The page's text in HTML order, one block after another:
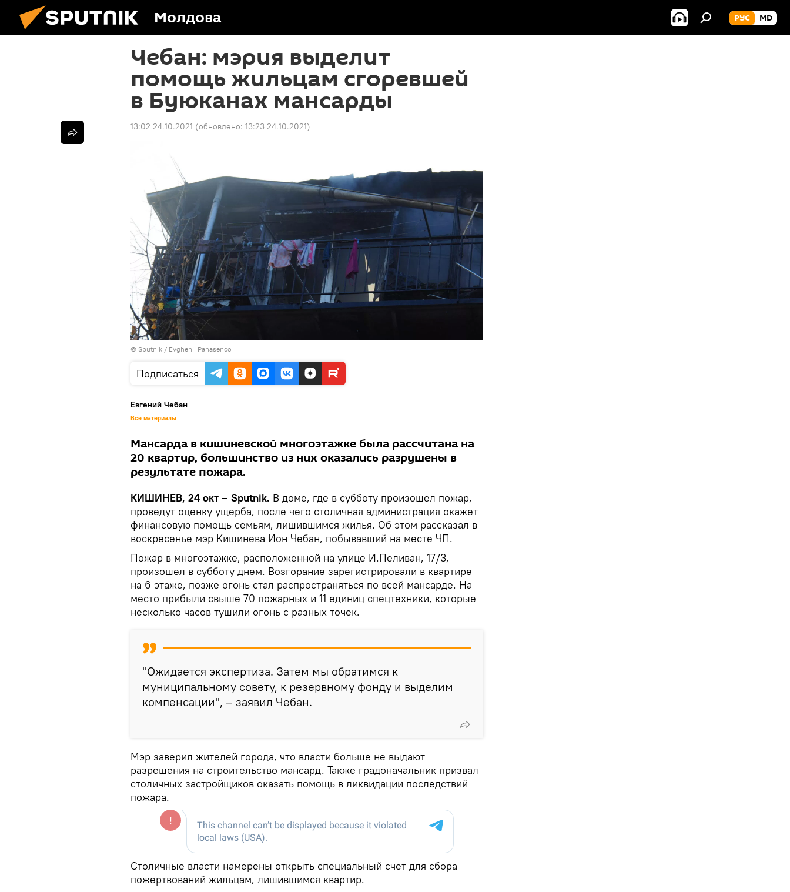
Молдова РУС MD
Чебан: мэрия выделит
помощь жильцам сгоревшей
в Буюканах мансарды
13:02 24.10.2021 (обновлено: 13:23 24.10.2021)
© Sputnik / Evghenii Panasenco
Подписаться
Евгений Чебан
Все материалы
Мансарда в кишиневской многоэтажке была рассчитана на
20 квартир, большинство из них оказались разрушены в
результате пожара.
КИШИНЕВ, 24 окт – Sputnik. В доме, где в субботу произошел пожар,
проведут оценку ущерба, после чего столичная администрация окажет
финансовую помощь семьям, лишившимся жилья. Об этом рассказал в
воскресенье мэр Кишинева Ион Чебан, побывавший на месте ЧП.
Пожар в многоэтажке, расположенной на улице И.Пеливан, 17/3,
произошел в субботу днем. Возгорание зарегистрировали в квартире
на 6 этаже, позже огонь стал распространяться по всей мансарде. На
место прибыли свыше 70 пожарных и 11 единиц спецтехники, которые
несколько часов тушили огонь с разных точек.
"Ожидается экспертиза. Затем мы обратимся к
муниципальному совету, к резервному фонду и выделим
компенсации", – заявил Чебан.
Мэр заверил жителей города, что власти больше не выдают
разрешения на строительство мансард. Также градоначальник призвал
столичных застройщиков оказать помощь в ликвидации последствий
пожара.
Столичные власти намерены открыть специальный счет для сбора
пожертвований жильцам, лишившимся квартир.